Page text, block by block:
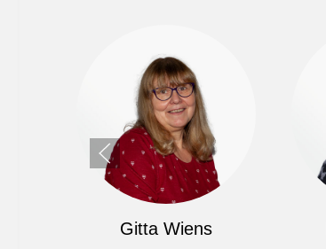
Gitta Wiens